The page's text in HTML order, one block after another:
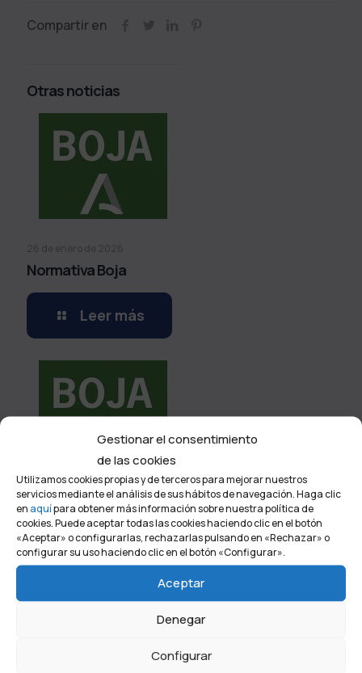
Gestionar el consentimiento
de las cookies
Utilizamos cookies propias y de terceros para mejorar nuestros
servicios mediante el análisis de sus hábitos de navegación. Haga clic
en aquípara obtener más información sobre nuestra política de
cookies. Puede aceptar todas las cookies haciendo clic en el botón
«Aceptar» o configurarlas, rechazarlas pulsando en «Rechazar» o
configurar su uso haciendo clic en el botón «Configurar».
Aceptar
Denegar
Configurar
Compartir en
Otras noticias
26 de enero de 2026
Normativa Boja
Leer más
26 de enero de 2026
Normativa Boja
Leer más